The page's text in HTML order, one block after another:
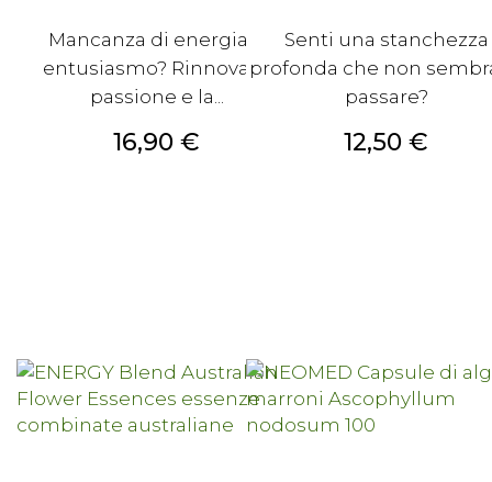
Mancanza di energia e
entusiasmo? Rinnova la
passione e la...
Prezzo
16,90 €
Senti una stanchezza
profonda che non
passare?
Prezzo
12,50 €